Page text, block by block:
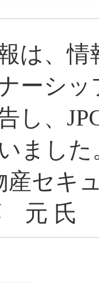
は、
ーシ
し、
ました
産セキ
元 氏